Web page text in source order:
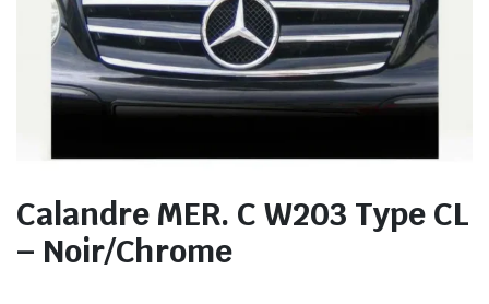
Calandre MER. C W203 Type CL
– Noir/Chrome